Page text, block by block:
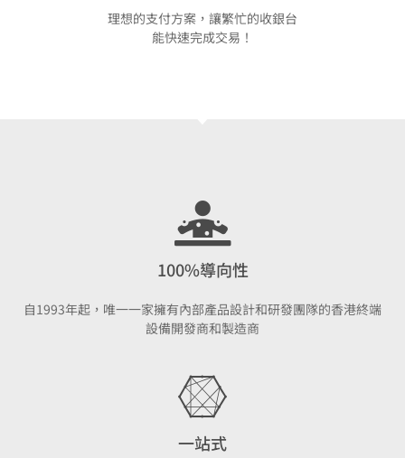
理想的支付方案，讓繁忙的收銀台
能快速完成交易！
100%導向性
自1993年起，唯一一家擁有內部產品設計和研發團隊的香港終端
設備開發商和製造商
一站式